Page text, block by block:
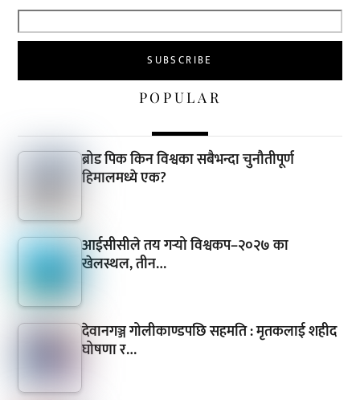
POPULAR
ब्रोड पिक किन विश्वका सबैभन्दा चुनौतीपूर्ण
हिमालमध्ये एक?
आईसीसीले तय गर्‍यो विश्वकप–२०२७ का
खेलस्थल, तीन…
देवानगञ्ज गोलीकाण्डपछि सहमति : मृतकलाई शहीद
घोषणा र…